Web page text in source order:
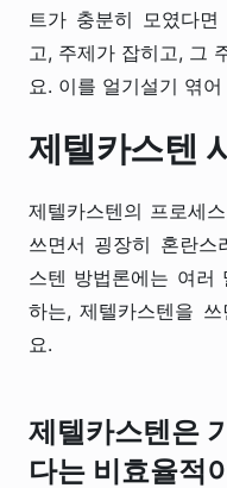
트가 충분히 모였다
고, 주제가 잡히고, 그
요. 이를 얼기설기 엮
제텔카스텐
제텔카스텐의 프로세
쓰면서 굉장히 혼란
스텐 방법론에는 여러
하는, 제텔카스텐을
요.
제텔카스텐은
다는 비효율적